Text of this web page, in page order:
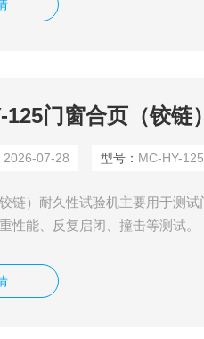
125门窗合页（铰链
2026-07-28 型号： MC-HY-125
链）耐久性试验机主要用于测
性能、反复启闭、撞击等测试。